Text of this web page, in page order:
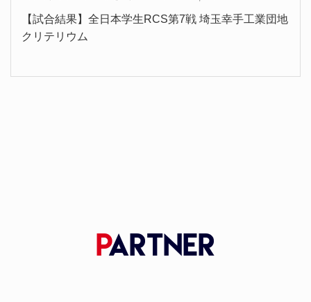
【試合結果】全日本学生RCS第7戦 埼玉幸手工業団地
クリテリウム
Partner